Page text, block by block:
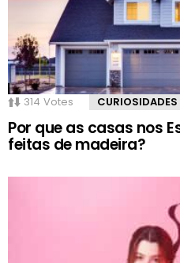
314 Votes CURIOSIDADES
Por que as casas nos
feitas de madeira?